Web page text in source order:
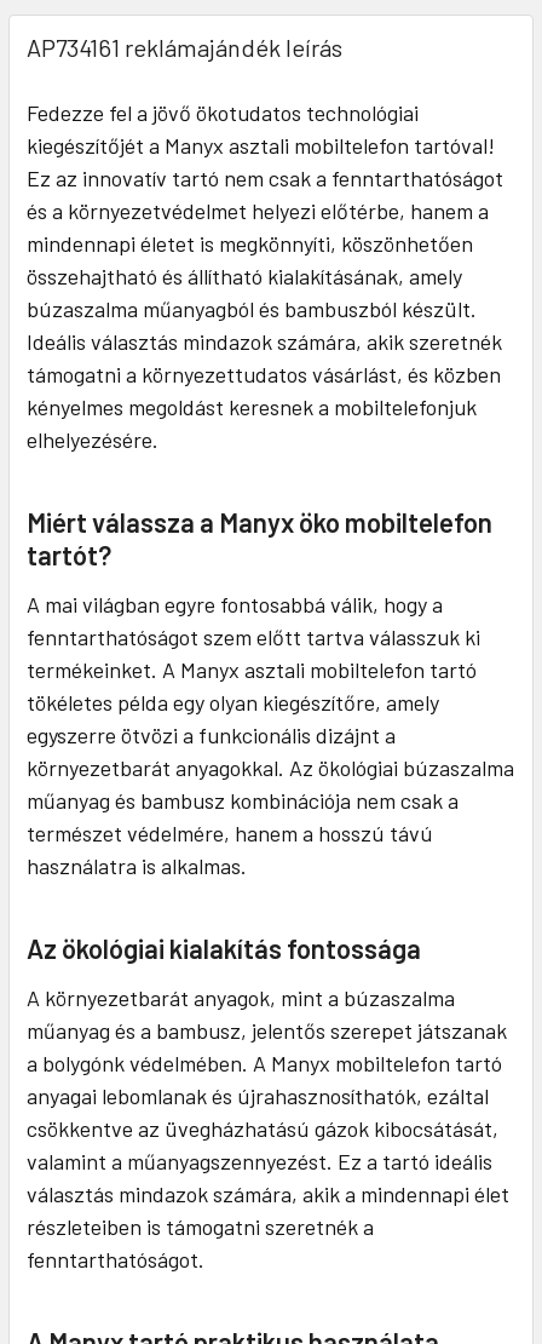
AP734161 reklámajándék leírás
Fedezze fel a jövő ökotudatos technológiai
kiegészítőjét a Manyx asztali mobiltelefon tartóval!
Ez az innovatív tartó nem csak a fenntarthatóságot
és a környezetvédelmet helyezi előtérbe, hanem a
mindennapi életet is megkönnyíti, köszönhetően
összehajtható és állítható kialakításának, amely
búzaszalma műanyagból és bambuszból készült.
Ideális választás mindazok számára, akik szeretnék
támogatni a környezettudatos vásárlást, és közben
kényelmes megoldást keresnek a mobiltelefonjuk
elhelyezésére.
Miért válassza a Manyx öko mobiltelefon
tartót?
A mai világban egyre fontosabbá válik, hogy a
fenntarthatóságot szem előtt tartva válasszuk ki
termékeinket. A Manyx asztali mobiltelefon tartó
tökéletes példa egy olyan kiegészítőre, amely
egyszerre ötvözi a funkcionális dizájnt a
környezetbarát anyagokkal. Az ökológiai búzaszalma
műanyag és bambusz kombinációja nem csak a
természet védelmére, hanem a hosszú távú
használatra is alkalmas.
Az ökológiai kialakítás fontossága
A környezetbarát anyagok, mint a búzaszalma
műanyag és a bambusz, jelentős szerepet játszanak
a bolygónk védelmében. A Manyx mobiltelefon tartó
anyagai lebomlanak és újrahasznosíthatók, ezáltal
csökkentve az üvegházhatású gázok kibocsátását,
valamint a műanyagszennyezést. Ez a tartó ideális
választás mindazok számára, akik a mindennapi élet
részleteiben is támogatni szeretnék a
fenntarthatóságot.